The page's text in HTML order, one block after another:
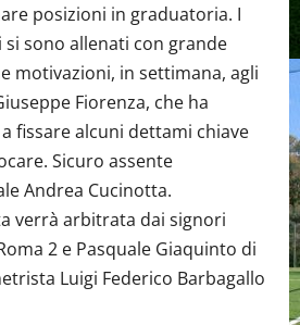
posizioni in graduatoria. I
sono allenati con grande
motivazioni, in settimana, agli
Fiorenza, che ha
fissare alcuni dettami chiave
Sicuro assente
Andrea Cucinotta.
verrà arbitrata dai signori
2 e Pasquale Giaquinto di
Luigi Federico Barbagallo